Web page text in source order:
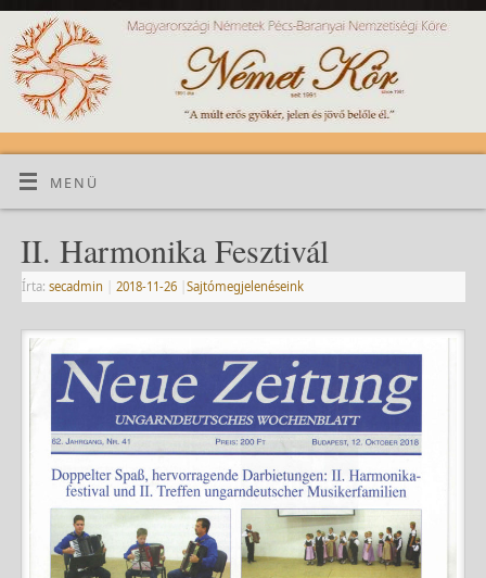
MENÜ
II. Harmonika Fesztivál
Írta: secadmin 2018-11-26 Sajtómegjelenéseink